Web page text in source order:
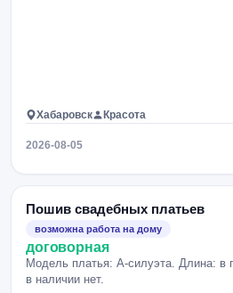
Хабаровск Красота
2026-08-05
Пошив свадебных платьев
возможна работа на дому
договорная
Модель платья: А-силуэта. Длина: в
в наличии нет.